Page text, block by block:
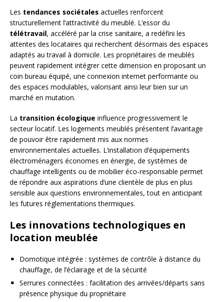
Les tendances sociétales actuelles renforcent
structurellement l’attractivité du meublé. L’essor du
télétravail, accéléré par la crise sanitaire, a redéfini les
attentes des locataires qui recherchent désormais des espaces
adaptés au travail à domicile. Les propriétaires de meublés
peuvent rapidement intégrer cette dimension en proposant un
coin bureau équipé, une connexion internet performante ou
des espaces modulables, valorisant ainsi leur bien sur un
marché en mutation.
La transition écologique influence progressivement le
secteur locatif. Les logements meublés présentent l’avantage
de pouvoir être rapidement mis aux normes
environnementales actuelles. L’installation d’équipements
électroménagers économes en énergie, de systèmes de
chauffage intelligents ou de mobilier éco-responsable permet
de répondre aux aspirations d’une clientèle de plus en plus
sensible aux questions environnementales, tout en anticipant
les futures réglementations thermiques.
Les innovations technologiques en
location meublée
Domotique intégrée : systèmes de contrôle à distance du
chauffage, de l’éclairage et de la sécurité
Serrures connectées : facilitation des arrivées/départs sans
présence physique du propriétaire